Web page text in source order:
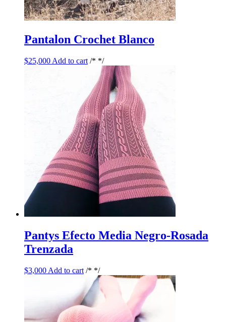
Pantalon Crochet Blanco
$25,000 Add to cart /* */
Pantys Efecto Media Negro-Rosada
Trenzada
$3,000 Add to cart /* */